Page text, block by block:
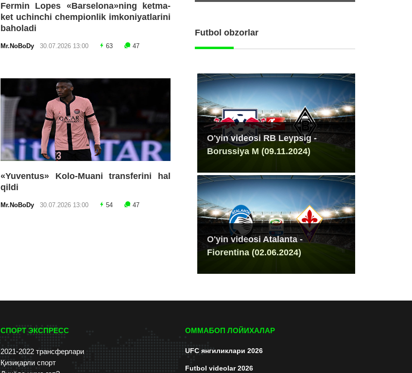
Fermin Lopes «Barselona»ning ketma-
ket uchinchi chempionlik imkoniyatlarini
baholadi
Mr.NoBoDy 30.07.2026 13:00 63 47
«Yuventus» Kolo-Muani transferini hal
qildi
Mr.NoBoDy 30.07.2026 13:00 54 47
Futbol obzorlar
O'yin videosi RB Leypsig -
Borussiya M (09.11.2024)
O'yin videosi Atalanta -
Fiorentina (02.06.2024)
СПОРТ ЭКСПРЕСС
2021-2022 трансферлари
Қизиқарли спорт
ОММАБОП ЛОЙИХАЛАР
UFC янгиликлари 2026
Futbol videolar 2026